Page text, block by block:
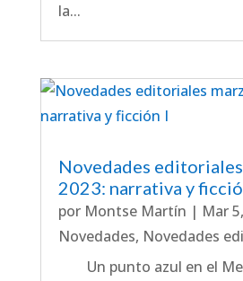
la...
Novedades
2023: narrativa y
por Montse Martín | Mar
Novedades, Novedades
Un punto azul en el